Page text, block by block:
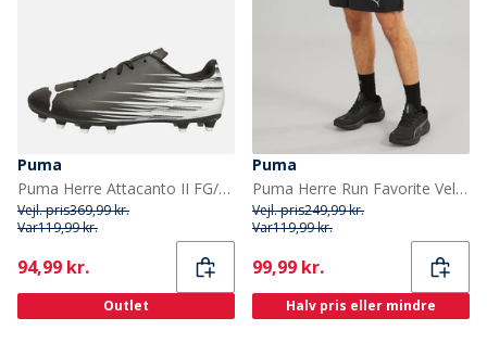
Puma
Puma Herre Attacanto II FG/AG Faste / Kunstige Underlag Fodboldstøvler Puma Sort / Puma Hvid
Vejl. pris369,99 kr.
Var119,99 kr.
Current
94,99 kr.
Outlet
Puma
Puma Herre Run Favorite Velocity 5 Tommer Løbeshorts Puma Sort
Vejl. pris249,99 kr.
Var119,99 kr.
Current
99,99 kr.
Halv pris eller mindre